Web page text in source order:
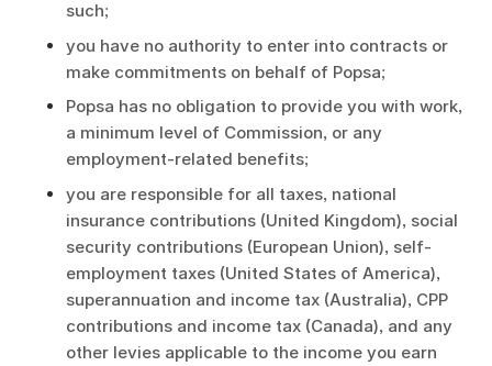
such;
you have no authority to enter into contracts or
make commitments on behalf of Popsa;
Popsa has no obligation to provide you with work,
a minimum level of Commission, or any
employment-related benefits;
you are responsible for all taxes, national
insurance contributions (United Kingdom), social
security contributions (European Union), self-
employment taxes (United States of America),
superannuation and income tax (Australia), CPP
contributions and income tax (Canada), and any
other levies applicable to the income you earn